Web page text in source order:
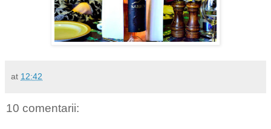
at 12:42
10 comentarii: